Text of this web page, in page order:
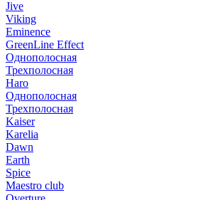
Jive
Viking
Eminence
GreenLine Effect
Однополосная
Трехполосная
Haro
Однополосная
Трехполосная
Kaiser
Karelia
Dawn
Earth
Spice
Maestro club